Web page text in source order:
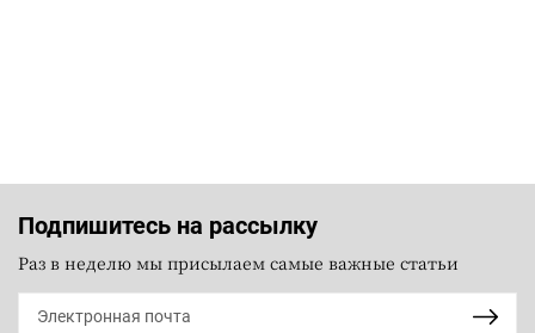
Подпишитесь на рассылку
Раз в неделю мы присылаем самые важные статьи